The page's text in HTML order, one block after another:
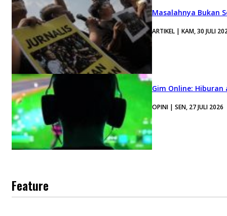
Masalahnya Bukan
ARTIKEL | KAM, 30 JULI
Gim Online:
OPINI | SEN, 27 JULI 2026
Feature